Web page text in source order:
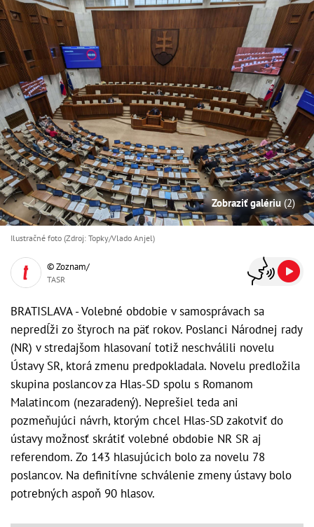
Zobraziť galériu (2)
Ilustračné foto (Zdroj: Topky/Vlado Anjel)
© Zoznam/
TASR
BRATISLAVA - Volebné obdobie v samosprávach sa
nepredĺži zo štyroch na päť rokov. Poslanci Národnej rady
(NR) v stredajšom hlasovaní totiž neschválili novelu
Ústavy SR, ktorá zmenu predpokladala. Novelu predložila
skupina poslancov za Hlas-SD spolu s Romanom
Malatincom (nezaradený). Neprešiel teda ani
pozmeňujúci návrh, ktorým chcel Hlas-SD zakotviť do
ústavy možnosť skrátiť volebné obdobie NR SR aj
referendom. Zo 143 hlasujúcich bolo za novelu 78
poslancov. Na definitívne schválenie zmeny ústavy bolo
potrebných aspoň 90 hlasov.